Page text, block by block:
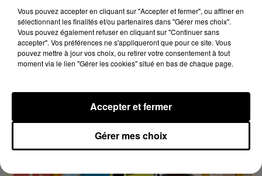
Vous pouvez accepter en cliquant sur "Accepter et fermer", ou affiner en
sélectionnant les finalités et/ou partenaires dans "Gérer mes choix".
Vous pouvez également refuser en cliquant sur "Continuer sans
accepter". Vos préférences ne s'appliqueront que pour ce site. Vous
pouvez mettre à jour vos choix, ou retirer votre consentement à tout
moment via le lien "Gérer les cookies" situé en bas de chaque page.
Gérer mes choix
Accepter et fermer